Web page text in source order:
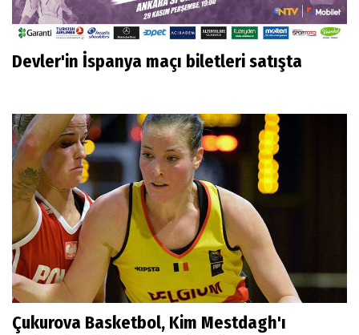
Devler'in İspanya maçı biletleri satışta
Çukurova Basketbol, Kim Mestdagh'ı